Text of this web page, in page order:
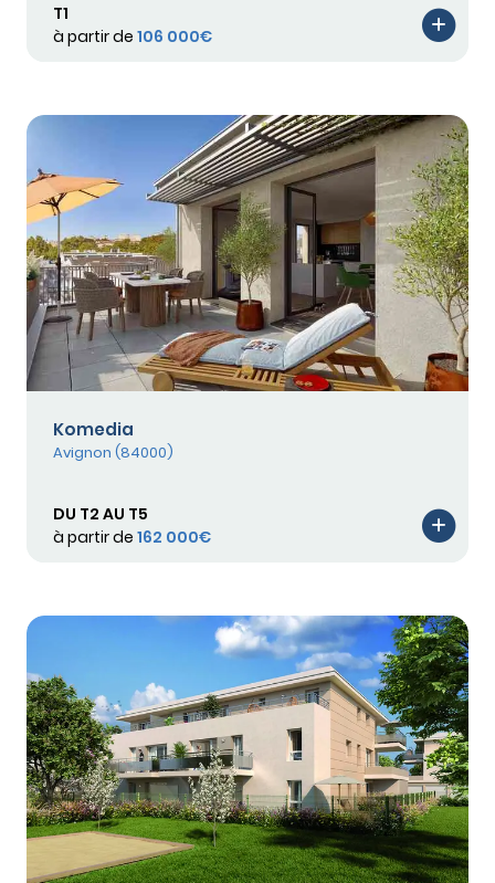
T1
à partir de 106 000€
Komedia
Avignon (84000)
DU T2 AU T5
à partir de 162 000€